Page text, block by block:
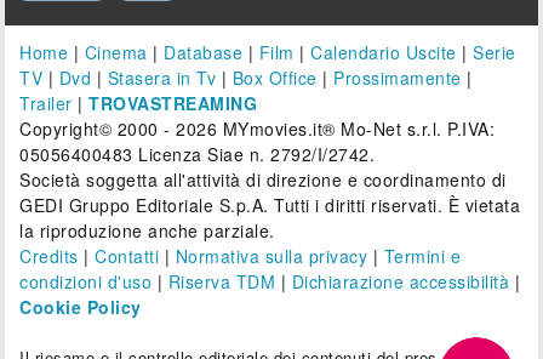
Home | Cinema | Database | Film |Calendario Uscite |Serie
TV | Dvd | Stasera in Tv | Box Office | Prossimamente |
Trailer |TROVASTREAMING
Copyright© 2000 - 2026 MYmovies.it® Mo-Net s.r.l. P.IVA:
05056400483 Licenza Siae n. 2792/I/2742.
Società soggetta all'attività di direzione e coordinamento di
GEDI Gruppo Editoriale S.p.A. Tutti i diritti riservati. È vietata
la riproduzione anche parziale.
Credits |Contatti | Normativa sulla privacy | Termini e
condizioni d'uso | Riserva TDM | Dichiarazione accessibilità |
Cookie Policy